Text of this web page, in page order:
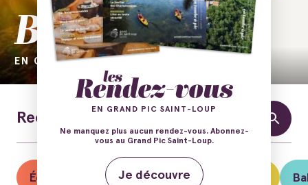
Bienvenue
EN GRAND PIC SAINT-LOUP
Éclipse solaire du 12 août Guinguettes
EN GRAND PIC SAINT-LOUP
Ne manquez plus aucun rendez-vous. Abonnez-
vous au Grand Pic Saint-Loup.
Je découvre